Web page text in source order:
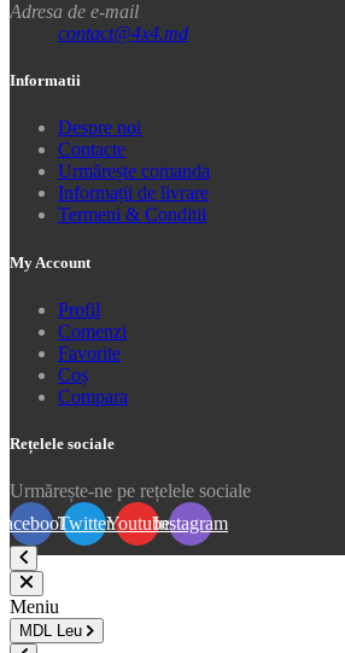
Adresa de e-mail
contact@4x4.md
Informatii
Despre noi
Contacte
Urmărește comanda
Informații de livrare
Termeni & Conditii
My Account
Profil
Comenzi
Favorite
Coș
Compara
Rețelele sociale
Urmărește-ne pe rețelele sociale
TwitterYoutubeInstagram
Meniu
MDL Leu